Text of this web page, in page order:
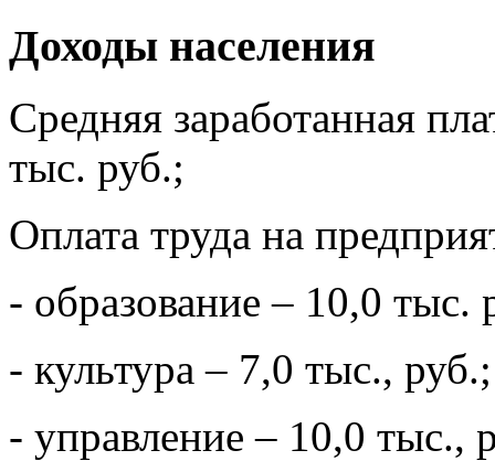
Доходы населения
Средняя заработанная
тыс. руб.;
Оплата труда на
- образование – 10,0 тыс.
- культура – 7,0 тыс., руб.;
- управление – 10,0 тыс.,